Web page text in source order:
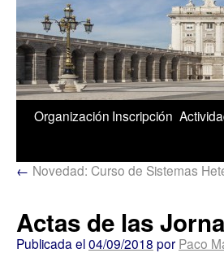
1/5
Organización Inscripción
← Novedad: Curso de Sistemas
Actas de las
Publicada el04/09/2018 por Paco